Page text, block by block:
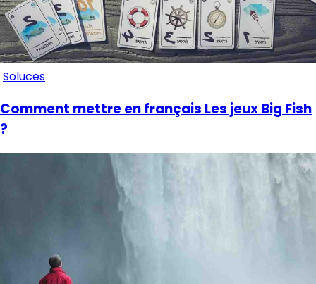
Soluces
Comment mettre en français Les jeux Big Fish
?